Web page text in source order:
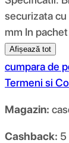
securizata
mm In
Afișează tot
cumpara de
Termeni si
Magazin:
Cashback: 5